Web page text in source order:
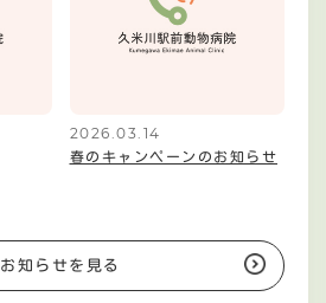
2026.03.14
春のキャンペーンのお知らせ
お知らせを見る